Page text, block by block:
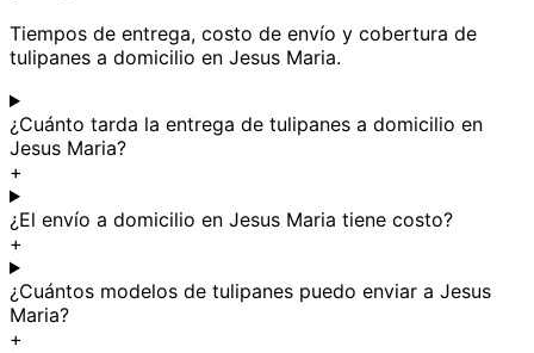
Tiempos de entrega, costo de envío y cobertura de
tulipanes a domicilio en Jesus Maria.
¿Cuánto tarda la entrega de tulipanes a domicilio en
Jesus Maria?
+
¿El envío a domicilio en Jesus Maria tiene costo?
+
¿Cuántos modelos de tulipanes puedo enviar a Jesus
Maria?
+